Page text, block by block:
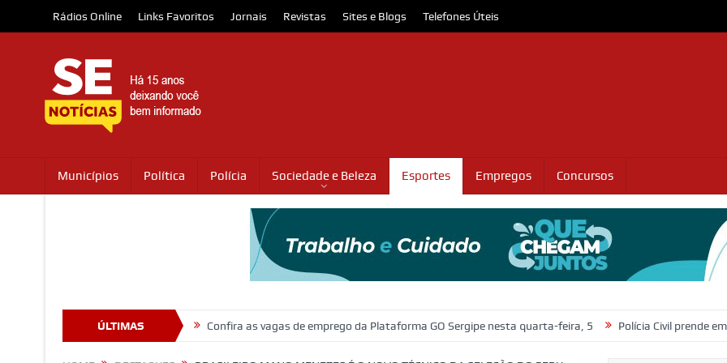
Rádios Online Links Favoritos Jornais Revistas Sites e Blogs Telefones Úteis
Municípios Política Polícia Sociedade e Beleza Esportes Empregos Concursos
ÚLTIMAS
em Itabaiana Confira as vagas de emprego da Plataforma GO Sergipe nesta quarta-feira, 5 Polícia Civil prende em flagrante